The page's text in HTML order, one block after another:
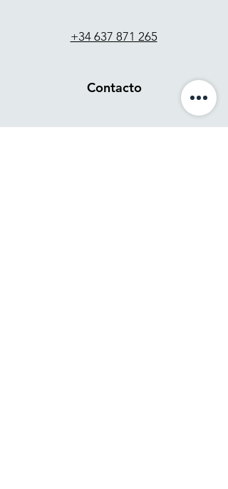
+34 637 871 265
Contacto